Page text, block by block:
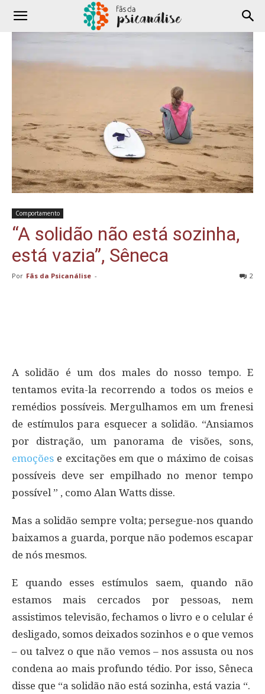
Comportamento
“A solidão não está sozinha,
está vazia”, Sêneca
Por Fãs da Psicanálise - 2
A solidão é um dos males do nosso tempo. E
tentamos evita-la recorrendo a todos os meios e
remédios possíveis. Mergulhamos em um frenesi
de estímulos para esquecer a solidão. “Ansiamos
por distração, um panorama de visões, sons,
emoções e excitações em que o máximo de coisas
possíveis deve ser empilhado no menor tempo
possível ” , como Alan Watts disse.
Mas a solidão sempre volta; persegue-nos quando
baixamos a guarda, porque não podemos escapar
de nós mesmos.
E quando esses estímulos saem, quando não
estamos mais cercados por pessoas, nem
assistimos televisão, fechamos o livro e o celular é
desligado, somos deixados sozinhos e o que vemos
– ou talvez o que não vemos – nos assusta ou nos
condena ao mais profundo tédio. Por isso, Sêneca
disse que “a solidão não está sozinha, está vazia “.